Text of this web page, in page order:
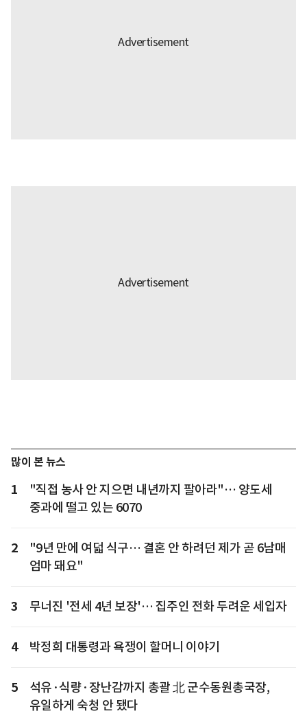
많이 본 뉴스
1
"직접 농사 안 지으면 내년까지 팔아라"… 양도세
중과에 떨고 있는 6070
2
"9년 만에 여덟 식구… 결혼 안 하려던 제가 곧 6남매
엄마 돼요"
3 무너진 '전세 4년 보장'… 집주인 전화 두려운 세입자
4 박정희 대통령과 욕쟁이 할머니 이야기
5
석유·식량·장난감까지 총괄 北 군수동원총국장,
유일하게 숙청 안 됐다